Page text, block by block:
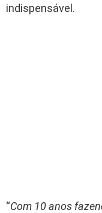
indispensável.
“Com 10 anos